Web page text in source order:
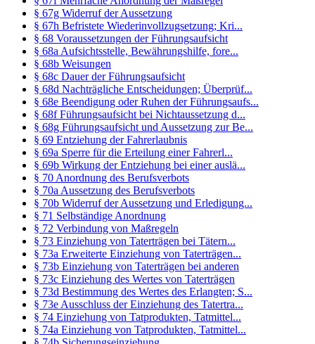
§ 67g Widerruf der Aussetzung
§ 67h Befristete Wiederinvollzugsetzung; Kri...
§ 68 Voraussetzungen der Führungsaufsicht
§ 68a Aufsichtsstelle, Bewährungshilfe, fore...
§ 68b Weisungen
§ 68c Dauer der Führungsaufsicht
§ 68d Nachträgliche Entscheidungen; Überprüf...
§ 68e Beendigung oder Ruhen der Führungsaufs...
§ 68f Führungsaufsicht bei Nichtaussetzung d...
§ 68g Führungsaufsicht und Aussetzung zur Be...
§ 69 Entziehung der Fahrerlaubnis
§ 69a Sperre für die Erteilung einer Fahrerl...
§ 69b Wirkung der Entziehung bei einer auslä...
§ 70 Anordnung des Berufsverbots
§ 70a Aussetzung des Berufsverbots
§ 70b Widerruf der Aussetzung und Erledigung...
§ 71 Selbständige Anordnung
§ 72 Verbindung von Maßregeln
§ 73 Einziehung von Taterträgen bei Tätern...
§ 73a Erweiterte Einziehung von Taterträgen...
§ 73b Einziehung von Taterträgen bei anderen
§ 73c Einziehung des Wertes von Taterträgen
§ 73d Bestimmung des Wertes des Erlangten; S...
§ 73e Ausschluss der Einziehung des Tatertra...
§ 74 Einziehung von Tatprodukten, Tatmittel...
§ 74a Einziehung von Tatprodukten, Tatmittel...